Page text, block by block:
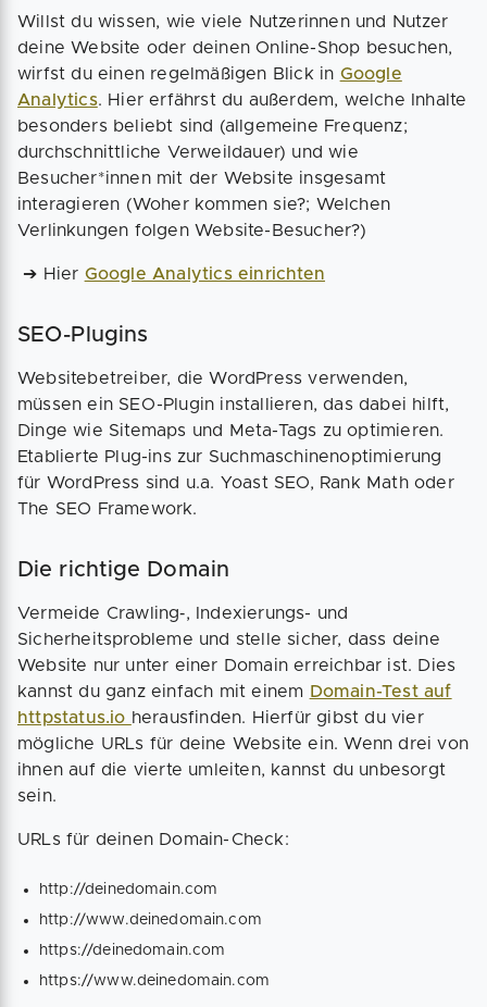
Willst du wissen, wie viele Nutzerinnen und Nutzer
deine Website oder deinen Online-Shop besuchen,
wirfst du einen regelmäßigen Blick in Google
Analytics. Hier erfährst du außerdem, welche Inhalte
besonders beliebt sind (allgemeine Frequenz;
durchschnittliche Verweildauer) und wie
Besucher*innen mit der Website insgesamt
interagieren (Woher kommen sie?; Welchen
Verlinkungen folgen Website-Besucher?)
➔ Hier Google Analytics einrichten
SEO-Plugins
Websitebetreiber, die WordPress verwenden,
müssen ein SEO-Plugin installieren, das dabei hilft,
Dinge wie Sitemaps und Meta-Tags zu optimieren.
Etablierte Plug-ins zur Suchmaschinenoptimierung
für WordPress sind u.a. Yoast SEO, Rank Math oder
The SEO Framework.
Die richtige Domain
Vermeide Crawling‑, Indexierungs- und
Sicherheitsprobleme und stelle sicher, dass deine
Website nur unter einer Domain erreichbar ist. Dies
kannst du ganz einfach mit einem
Domain-Test auf
httpstatus.io herausfinden. Hierfür gibst du vier
mögliche URLs für deine Website ein. Wenn drei von
ihnen auf die vierte umleiten, kannst du unbesorgt
sein.
URLs für deinen Domain-Check:
http://deinedomain.com
http://www.deinedomain.com
https://deinedomain.com
https://www.deinedomain.com